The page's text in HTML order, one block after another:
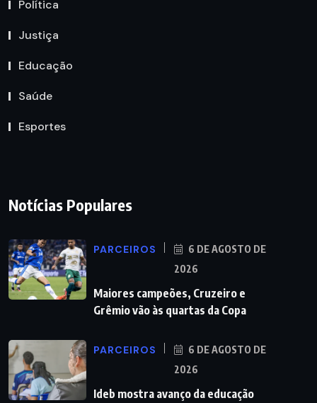
Política
Justiça
Educação
Saúde
Esportes
Notícias Populares
PARCEIROS
6 DE AGOSTO DE
2026
Maiores campeões, Cruzeiro e
Grêmio vão às quartas da Copa
PARCEIROS
6 DE AGOSTO DE
2026
Ideb mostra avanço da educação